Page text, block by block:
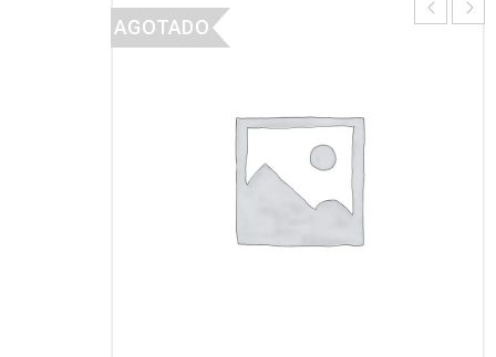
AGOTADO